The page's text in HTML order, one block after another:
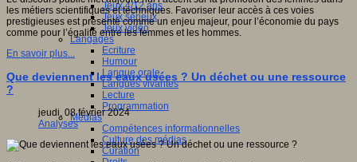
Jeux 4/12 ans
Jeux sérieux
Jeux vidéo
Langages
Ecriture
Humour
Langue orale
Langues vivantes
Lecture
Programmation
Médias
Compétences informationnelles
Culture des médias
Curation
les métiers scientifiques et techniques. Favoriser leur accès à ces voies
prestigieuses est présenté comme un enjeu majeur, pour l’économie du pays
comme pour l’égalité entre les femmes et les hommes.
En savoir plus...
Que deviennent les eaux usées ? Un déchet ou une ressource
?
jeudi, 08 février 2024
Analyses